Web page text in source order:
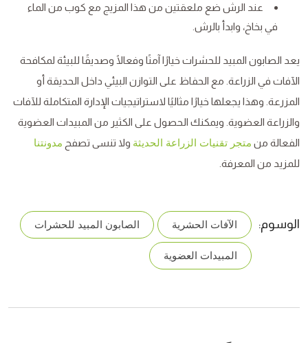
عند الرش ضع ملعقتين من هذا المزيج مع كوب من الماء
في بخاخ، وابدأ بالرش.
يعد الصابون المبيد للحشرات خيارًا آمنًا وفعالًا وصديقًا للبيئة لمكافحة
الآفات في الزراعة. مع الحفاظ على التوازن البيئي داخل الحديقة أو
المزرعة. وهذا يجعلها خيارًا مثاليًا لاستراتيجيات الإدارة المتكاملة للآفات
والزراعة العضوية. ويمكنك الحصول على الكثير من المبيدات العضوية
الفعالة من متجر تقنيات الزراعة الحديثة ولا تنسى تصفح مدونتنا
للمزيد من المعرفة.
الوسوم: الآفات الحشرية الصابون المبيد للحشرات
المبيدات العضوية